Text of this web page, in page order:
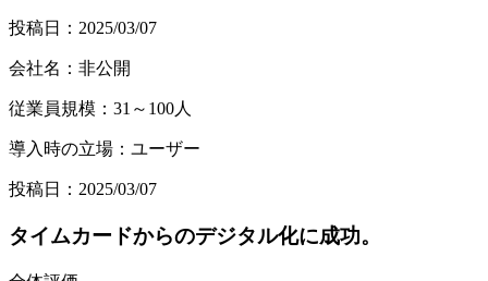
投稿日：2025/03/07
会社名：非公開
従業員規模：31～100人
導入時の立場：ユーザー
投稿日：2025/03/07
タイムカードからのデジタル化に成功。